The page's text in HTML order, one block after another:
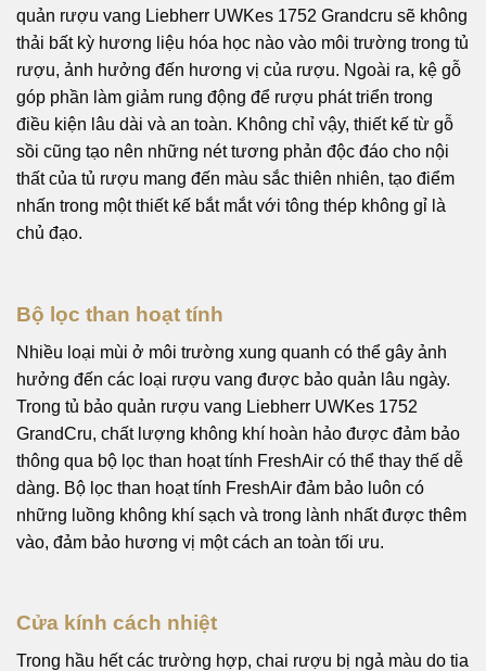
quản rượu vang Liebherr UWKes 1752 Grandcru sẽ không
thải bất kỳ hương liệu hóa học nào vào môi trường trong tủ
rượu, ảnh hưởng đến hương vị của rượu. Ngoài ra, kệ gỗ
góp phần làm giảm rung động để rượu phát triển trong
điều kiện lâu dài và an toàn. Không chỉ vậy, thiết kế từ gỗ
sồi cũng tạo nên những nét tương phản độc đáo cho nội
thất của tủ rượu mang đến màu sắc thiên nhiên, tạo điểm
nhấn trong một thiết kế bắt mắt với tông thép không gỉ là
chủ đạo.
Bộ lọc than hoạt tính
Nhiều loại mùi ở môi trường xung quanh có thể gây ảnh
hưởng đến các loại rượu vang được bảo quản lâu ngày.
Trong tủ bảo quản rượu vang Liebherr UWKes 1752
GrandCru, chất lượng không khí hoàn hảo được đảm bảo
thông qua bộ lọc than hoạt tính FreshAir có thể thay thế dễ
dàng. Bộ lọc than hoạt tính FreshAir đảm bảo luôn có
những luồng không khí sạch và trong lành nhất được thêm
vào, đảm bảo hương vị một cách an toàn tối ưu.
Cửa kính cách nhiệt
Trong hầu hết các trường hợp, chai rượu bị ngả màu do tia